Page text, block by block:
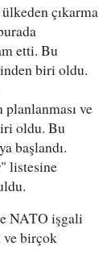
ülkeden çıkarma
etti. Bu
biri oldu.
ve
oldu. Bu
başlandı.
listesine
NATO işgali
ve birçok